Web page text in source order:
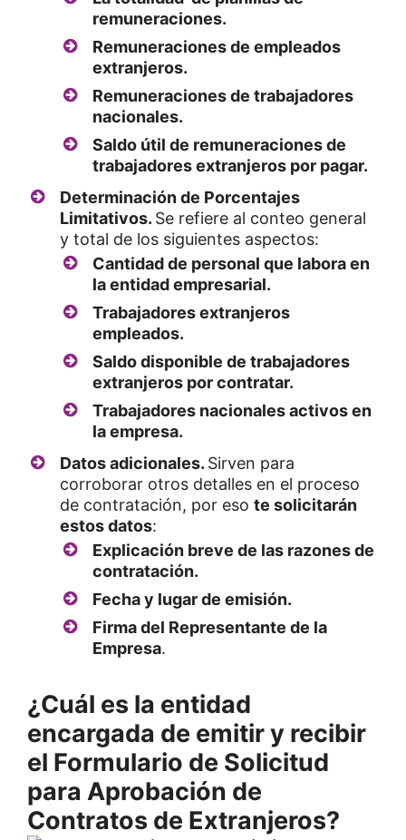
remuneraciones.
Remuneraciones de empleados
extranjeros.
Remuneraciones de trabajadores
nacionales.
Saldo útil de remuneraciones de
trabajadores extranjeros por pagar.
Determinación de Porcentajes
Limitativos. Se refiere al conteo general
y total de los siguientes aspectos:
Cantidad de personal que labora en
la entidad empresarial.
Trabajadores extranjeros
empleados.
Saldo disponible de trabajadores
extranjeros por contratar.
Trabajadores nacionales activos en
la empresa.
Datos adicionales. Sirven para
corroborar otros detalles en el proceso
de contratación, por eso te solicitarán
estos datos:
Explicación breve de las razones de
contratación.
Fecha y lugar de emisión.
Firma del Representante de la
Empresa.
¿Cuál es la entidad
encargada de emitir y recibir
el Formulario de Solicitud
para Aprobación de
Contratos de Extranjeros?